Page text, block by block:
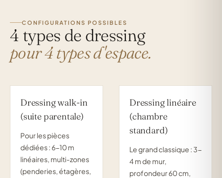
CONFIGURATIONS POSSIBLES
4 types de dressing
pour 4 types d'espace.
Dressing walk-in
(suite parentale)
Pour les pièces
dédiées : 6-10 m
linéaires, multi-zones
(penderies, étagères,
Dressing linéaire
(chambre
standard)
Le grand classique : 3-
4 m de mur,
profondeur 60 cm,